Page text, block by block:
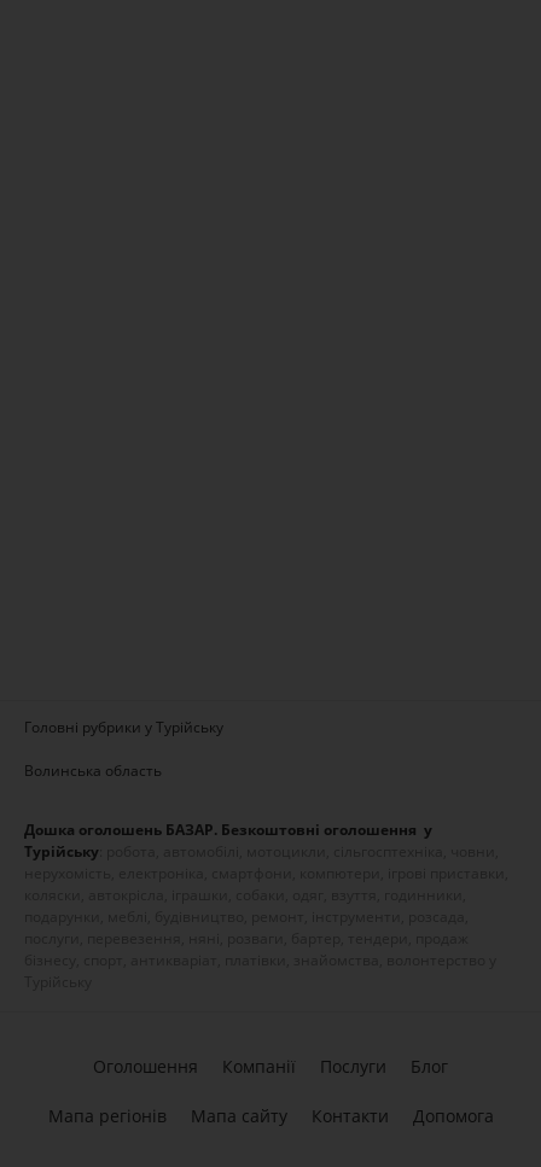
Головні рубрики у Турійську
Волинська область
Дошка оголошень БАЗАР. Безкоштовні оголошення у
Турійську
Оголошення Компанії Послуги Блог
Мапа регіонів Мапа сайту Контакти Допомога